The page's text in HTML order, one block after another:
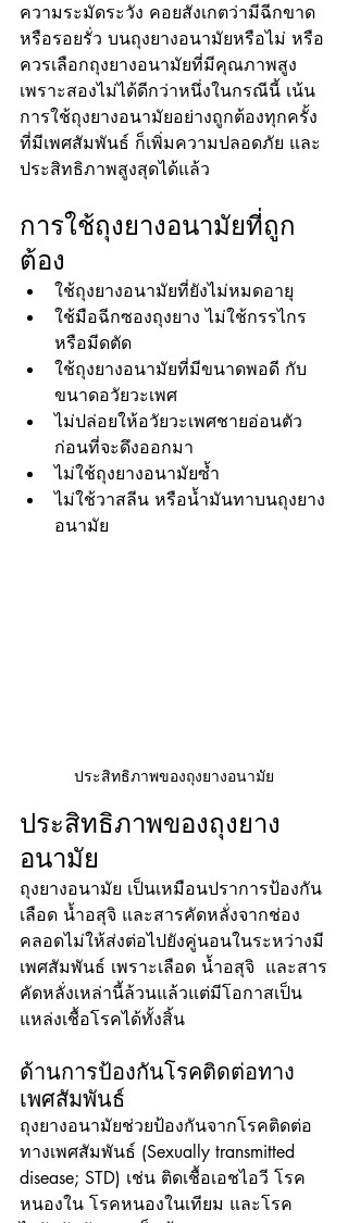
ความระมัดระวัง คอยสังเกตว่ามีฉีกขาด
หรือรอยรั่ว บนถุงยางอนามัยหรือไม่ หรือ
ควรเลือกถุงยางอนามัยที่มีคุณภาพสูง
เพราะสองไม่ได้ดีกว่าหนึ่งในกรณีนี้ เน้น
การใช้ถุงยางอนามัยอย่างถูกต้องทุกครั้ง
ที่มีเพศสัมพันธ์ ก็เพิ่มความปลอดภัย และ
ประสิทธิภาพสูงสุดได้แล้ว
การใช้ถุงยางอนามัยที่ถูก
ต้อง
ใช้ถุงยางอนามัยที่ยังไม่หมดอายุ
ใช้มือฉีกซองถุงยาง ไม่ใช้กรรไกร
หรือมีดตัด
ใช้ถุงยางอนามัยที่มีขนาดพอดี กับ
ขนาดอวัยวะเพศ
ไม่ปล่อยให้อวัยวะเพศชายอ่อนตัว
ก่อนที่จะดึงออกมา
ไม่ใช้ถุงยางอนามัยซ้ำ
ไม่ใช้วาสลีน หรือน้ำมันทาบนถุงยาง
อนามัย
ประสิทธิภาพของถุงยางอนามัย
ประสิทธิภาพของถุงยาง
อนามัย
ถุงยางอนามัย เป็นเหมือนปราการป้องกัน
เลือด น้ำอสุจิ และสารคัดหลั่งจากช่อง
คลอดไม่ให้ส่งต่อไปยังคู่นอนในระหว่างมี
เพศสัมพันธ์ เพราะเลือด น้ำอสุจิ  และสาร
คัดหลั่งเหล่านี้ล้วนแล้วแต่มีโอกาสเป็น
แหล่งเชื้อโรคได้ทั้งสิ้น
ด้านการป้องกันโรคติดต่อทาง
เพศสัมพันธ์
ถุงยางอนามัยช่วยป้องกันจากโรคติดต่อ
ทางเพศสัมพันธ์ (Sexually transmitted
disease; STD) เช่น ติดเชื้อเอชไอวี โรค
หนองใน โรคหนองในเทียม และโรค